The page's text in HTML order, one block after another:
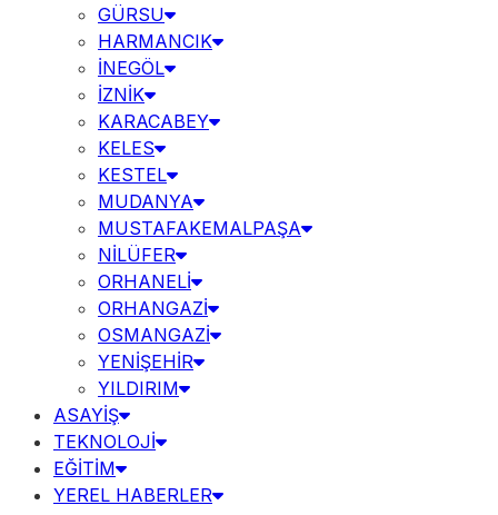
GÜRSU
HARMANCIK
İNEGÖL
İZNİK
KARACABEY
KELES
KESTEL
MUDANYA
MUSTAFAKEMALPAŞA
NİLÜFER
ORHANELİ
ORHANGAZİ
OSMANGAZİ
YENİŞEHİR
YILDIRIM
ASAYİŞ
TEKNOLOJİ
EĞİTİM
YEREL HABERLER